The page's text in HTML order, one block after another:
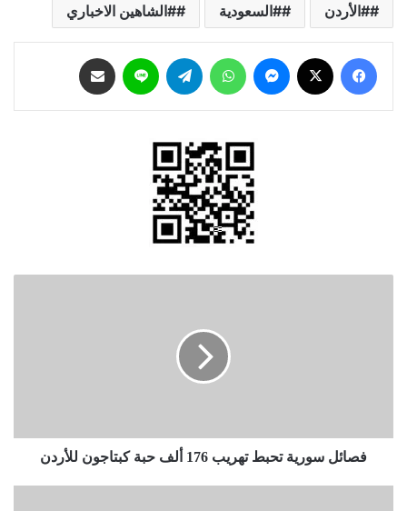
#الأردن #السعودية #الشاهين الاخباري
فيسبوك ماسنجر واتساب تيلقرام لاين
للأردن
فصائل سورية تحبط تهريب 176 ألف حبة كبتاجون للأردن